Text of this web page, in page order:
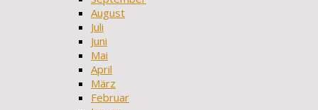
August
Juli
Juni
Mai
April
März
Februar